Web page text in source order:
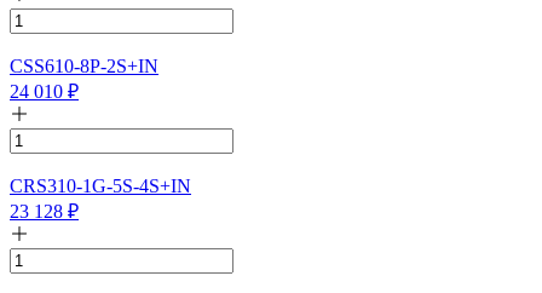
CSS610-8P-2S+IN
24 010 ₽
CRS310-1G-5S-4S+IN
23 128 ₽